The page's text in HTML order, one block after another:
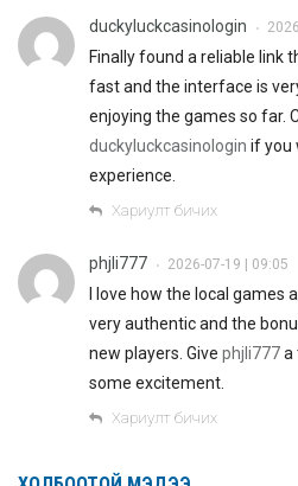
duckyluckcasinologin •
Finally found a reliable link
fast and the interface is
enjoying the games so far.
duckyluckcasinologin if you
experience.
Хариулт бичих
phjli777 • 2026-07-19 | 09:05
I love how the local
very authentic and the
new players. Give phjli777a
some excitement.
Хариулт бичих